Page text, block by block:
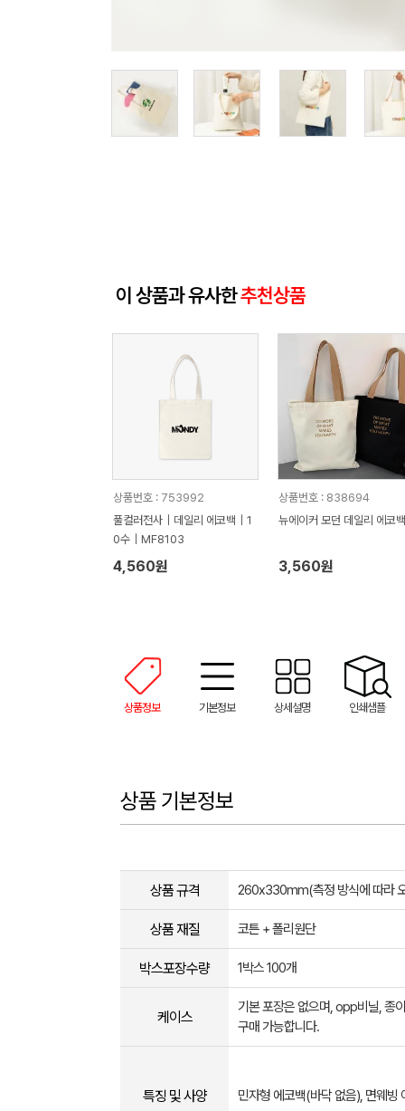
이 상품과 유사한추천상품
상품번호 : 753992
풀컬러전사｜데일리 에코백｜1
0수｜MF8103
4,560원
상품번호 : 838694
뉴에이커 모던 데일리 에코백
3,560원
상품정보 기본정보 상세설명 인쇄샘플
상품 기본정보
상품 규격 260x330mm(측정 방식에 따라
상품 재질 코튼 + 폴리원단
박스포장수량 1박스 100개
케이스
기본 포장은 없으며, opp비닐, 종
구매 가능합니다.
특징 및 사양 민자형 에코백(바닥 없음), 면웨빙